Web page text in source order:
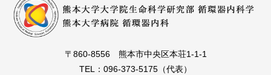
〒860-8556 熊本市中央区本荘1-1-1
TEL：096-373-5175（代表）